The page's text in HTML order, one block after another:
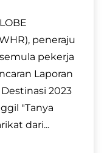
peneraju
pekerja
Laporan
2023
"Tanya
dari...